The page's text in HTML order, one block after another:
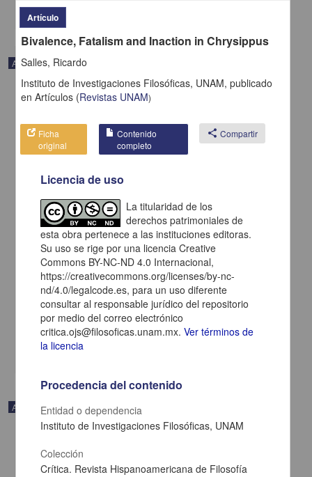
Artículo
Apuleii Apología sive pro se de magia liber. Apuleyo, Apología o
Discurso sobre la magia en defensa propia,
Valdés García, Olga - Instituto de Investigaciones Filológicas,
UNAM
2023-07-06
Artes y Humanidades
Artículo
Artículo
Bivalence, Fatalism and Inaction in Chrysippus
Salles, Ricardo
Instituto de Investigaciones Filosóficas, UNAM, publicado
enArtículos (Revistas UNAM)
Ficha
original
Contenido
completo
share Compartir
Licencia de uso
La titularidad de los
derechos patrimoniales de
esta obra pertenece a las instituciones editoras.
Su uso se rige por una licencia Creative
Commons BY-NC-ND 4.0 Internacional,
https://creativecommons.org/licenses/by-nc-
nd/4.0/legalcode.es, para un uso diferente
consultar al responsable jurídico del repositorio
por medio del correo electrónico
critica.ojs@filosoficas.unam.mx.Ver términos de
la licencia
Procedencia del contenido
Entidad o dependencia
Instituto de Investigaciones Filosóficas, UNAM
Colección
Crítica. Revista Hispanoamericana de Filosofía